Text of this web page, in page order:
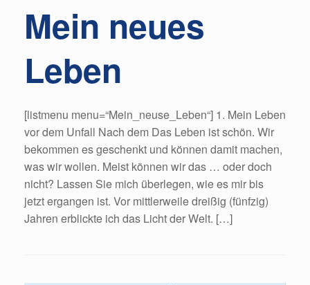
Mein neues
Leben
[listmenu menu=“Mein_neuse_Leben“] 1. Mein Leben
vor dem Unfall Nach dem Das Leben ist schön. Wir
bekommen es geschenkt und können damit machen,
was wir wollen. Meist können wir das … oder doch
nicht? Lassen Sie mich überlegen, wie es mir bis
jetzt ergangen ist. Vor mittlerweile dreißig (fünfzig)
Jahren erblickte ich das Licht der Welt. […]